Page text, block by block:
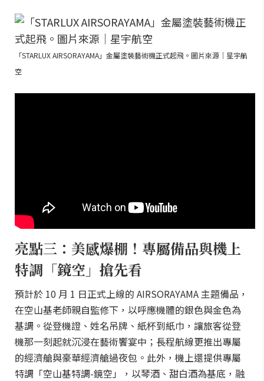
「STARLUX AIRSORAYAMA」金屬塗裝藝術機正式起飛。圖片來源｜星宇航
空
亮點三：美感爆棚！專屬備品與機上
特調「鏡空」搶先看
預計於 10 月 1 日正式上線的 AIRSORAYAMA 主題備品，
在空山基老師親自監修下，以呼應機體的銀色與金色為
基調。從登機證、姓名吊牌、紙杯到紙巾，讓旅客從登
機那一刻起就沉浸在藝術饗宴中；長程航線更推出專屬
的經濟艙與豪華經濟艙過夜包。此外，機上還提供專屬
特調「空山基特調-鏡空」，以琴酒、甜白酒為基底，融